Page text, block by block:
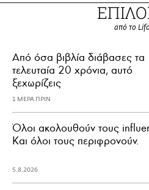
από το
Από όσα βιβλία διάβασες τα
τελευταία 20 χρόνια, αυτό
ξεχωρίζεις
1 ΜΕΡΑ ΠΡΙΝ
Όλοι ακολουθούν τους
Και όλοι τους περιφρονούν.
5.8.2026